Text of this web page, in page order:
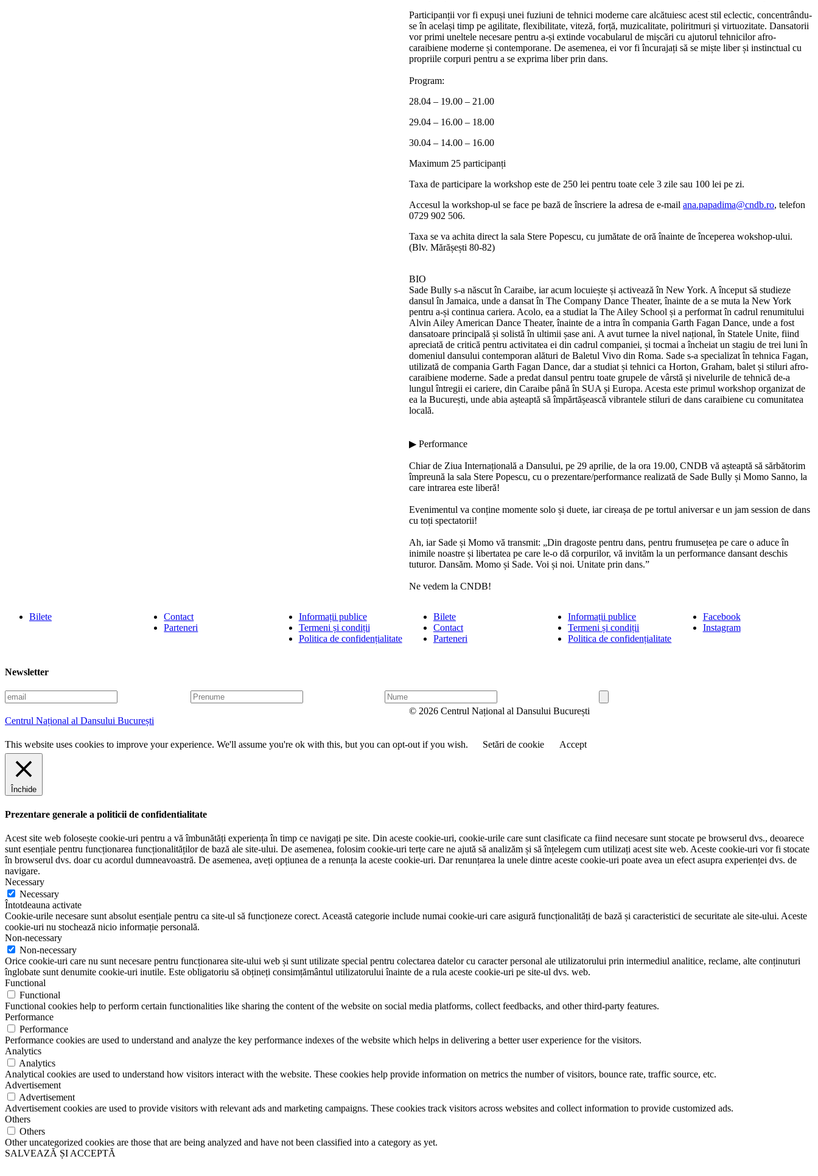
Participanții vor fi expuși unei fuziuni de tehnici moderne care alcătuiesc acest stil eclectic, concentrându-
se în același timp pe agilitate, flexibilitate, viteză, forță, muzicalitate, poliritmuri și virtuozitate. Dansatorii
vor primi uneltele necesare pentru a-și extinde vocabularul de mișcări cu ajutorul tehnicilor afro-
caraibiene moderne și contemporane. De asemenea, ei vor fi încurajați să se miște liber și instinctual cu
propriile corpuri pentru a se exprima liber prin dans.
Program:
28.04 – 19.00 – 21.00
29.04 – 16.00 – 18.00
30.04 – 14.00 – 16.00
Maximum 25 participanți
Taxa de participare la workshop este de 250 lei pentru toate cele 3 zile sau 100 lei pe zi.
Accesul la workshop-ul se face pe bază de înscriere la adresa de e-mail ana.papadima@cndb.ro, telefon
0729 902 506.
Taxa se va achita direct la sala Stere Popescu, cu jumătate de oră înainte de începerea wokshop-ului.
(Blv. Mărășești 80-82)
BIO
Sade Bully s-a născut în Caraibe, iar acum locuiește și activează în New York. A început să studieze
dansul în Jamaica, unde a dansat în The Company Dance Theater, înainte de a se muta la New York
pentru a-și continua cariera. Acolo, ea a studiat la The Ailey School și a performat în cadrul renumitului
Alvin Ailey American Dance Theater, înainte de a intra în compania Garth Fagan Dance, unde a fost
dansatoare principală și solistă în ultimii șase ani. A avut turnee la nivel național, în Statele Unite, fiind
apreciată de critică pentru activitatea ei din cadrul companiei, și tocmai a încheiat un stagiu de trei luni în
domeniul dansului contemporan alături de Baletul Vivo din Roma. Sade s-a specializat în tehnica Fagan,
utilizată de compania Garth Fagan Dance, dar a studiat și tehnici ca Horton, Graham, balet și stiluri afro-
caraibiene moderne. Sade a predat dansul pentru toate grupele de vârstă și nivelurile de tehnică de-a
lungul întregii ei cariere, din Caraibe până în SUA și Europa. Acesta este primul workshop organizat de
ea la București, unde abia așteaptă să împărtășească vibrantele stiluri de dans caraibiene cu comunitatea
locală.
▶ Performance
Chiar de Ziua Internațională a Dansului, pe 29 aprilie, de la ora 19.00, CNDB vă așteaptă să sărbătorim
împreună la sala Stere Popescu, cu o prezentare/performance realizată de Sade Bully și Momo Sanno, la
care intrarea este liberă!
Evenimentul va conține momente solo și duete, iar cireașa de pe tortul aniversar e un jam session de dans
cu toți spectatorii!
Ah, iar Sade și Momo vă transmit: „Din dragoste pentru dans, pentru frumusețea pe care o aduce în
inimile noastre și libertatea pe care le-o dă corpurilor, vă invităm la un performance dansant deschis
tuturor. Dansăm. Momo și Sade. Voi și noi. Unitate prin dans.”
Ne vedem la CNDB!
Bilete
Contact
Parteneri
Informații publice
Termeni și condiții
Politica de confidențialitate
Bilete
Contact
Parteneri
Informații publice
Termeni și condiții
Politica de confidențialitate
Facebook
Instagram
Newsletter
E
m
a
i
l
P
r
u
m
N
u
Centrul Național al Dansului București
© 2026 Centrul Național al Dansului București
This website uses cookies to improve your experience. We'll assume you're ok with this, but you can opt-out if you wish. Setări de cookie Accept
Închide
Prezentare generale a politicii de confidentialitate
Acest site web folosește cookie-uri pentru a vă îmbunătăți experiența în timp ce navigați pe site. Din aceste cookie-uri, cookie-urile care sunt clasificate ca fiind necesare sunt stocate pe browserul dvs., deoarece
sunt esențiale pentru funcționarea funcționalităților de bază ale site-ului. De asemenea, folosim cookie-uri terțe care ne ajută să analizăm și să înțelegem cum utilizați acest site web. Aceste cookie-uri vor fi stocate
în browserul dvs. doar cu acordul dumneavoastră. De asemenea, aveți opțiunea de a renunța la aceste cookie-uri. Dar renunțarea la unele dintre aceste cookie-uri poate avea un efect asupra experienței dvs. de
navigare.
Necessary
Necessary
Întotdeauna activate
Cookie-urile necesare sunt absolut esențiale pentru ca site-ul să funcționeze corect. Această categorie include numai cookie-uri care asigură funcționalități de bază și caracteristici de securitate ale site-ului. Aceste
cookie-uri nu stochează nicio informație personală.
Non-necessary
Non-necessary
Orice cookie-uri care nu sunt necesare pentru funcționarea site-ului web și sunt utilizate special pentru colectarea datelor cu caracter personal ale utilizatorului prin intermediul analitice, reclame, alte conținuturi
înglobate sunt denumite cookie-uri inutile. Este obligatoriu să obțineți consimțământul utilizatorului înainte de a rula aceste cookie-uri pe site-ul dvs. web.
Functional
Functional
Functional cookies help to perform certain functionalities like sharing the content of the website on social media platforms, collect feedbacks, and other third-party features.
Performance
Performance
Performance cookies are used to understand and analyze the key performance indexes of the website which helps in delivering a better user experience for the visitors.
Analytics
Analytics
Analytical cookies are used to understand how visitors interact with the website. These cookies help provide information on metrics the number of visitors, bounce rate, traffic source, etc.
Advertisement
Advertisement
Advertisement cookies are used to provide visitors with relevant ads and marketing campaigns. These cookies track visitors across websites and collect information to provide customized ads.
Others
Others
Other uncategorized cookies are those that are being analyzed and have not been classified into a category as yet.
SALVEAZĂ ȘI ACCEPTĂ